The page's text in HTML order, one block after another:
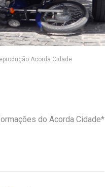
Acorda Cidade
do Acorda Cidade*